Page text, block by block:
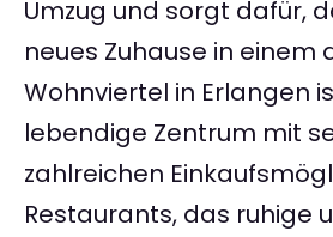
Umzug und sorgt dafür,
neues Zuhause in einem
Wohnviertel in Erlangen
lebendige Zentrum mit
zahlreichen
Restaurants, das ruhige